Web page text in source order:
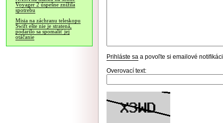
Voyager 2 úspešne znížila
spotrebu
Misia na záchranu teleskopu
Swift ešte nie je stratená,
podarilo sa spomaliť jej
otáčanie
Prihláste sa a povoľte si emailové
Overovací text: